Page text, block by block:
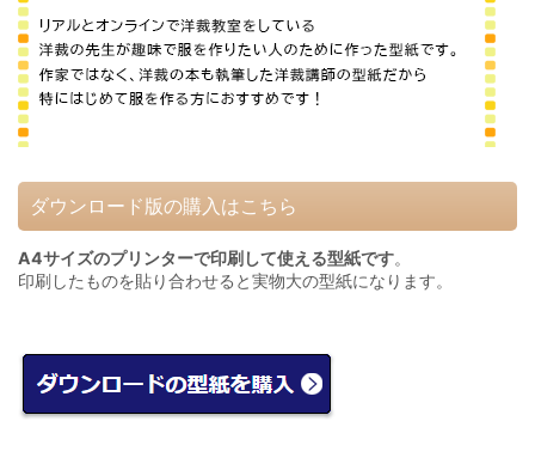
ダウンロード版の購入はこちら
A4サイズのプリンターで印刷して使える型紙です。
印刷したものを貼り合わせると実物大の型紙になります。